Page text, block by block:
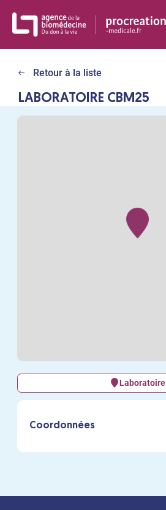
Retour à la liste
LABORATOIRE CBM25
Laboratoire
Coordonnées